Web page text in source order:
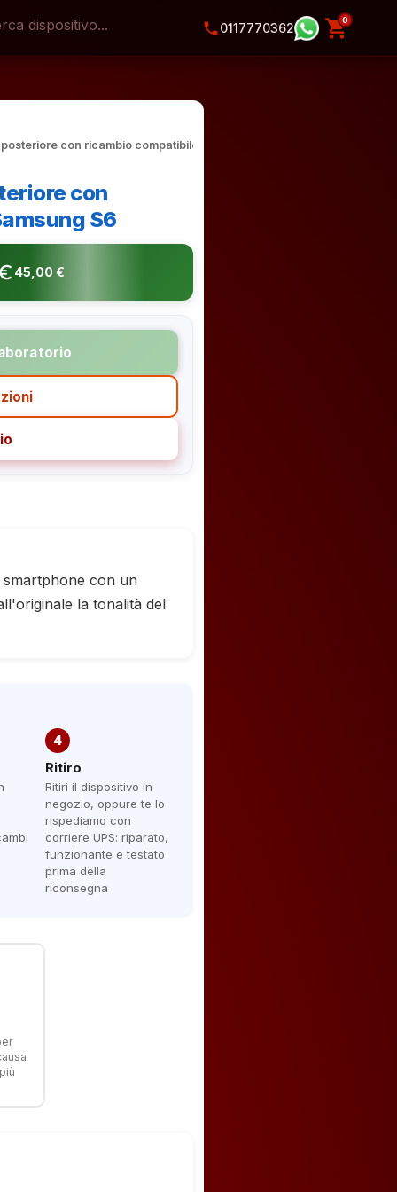
phone0117770362 shopping_cart
0
con ricambio compatibile
con
S6
45,00 €
con un
la tonalità del
4
Ritiro
Ritiri il dispositivo in
negozio, oppure te lo
rispediamo con
corriere UPS: riparato,
funzionante e testato
prima della
riconsegna